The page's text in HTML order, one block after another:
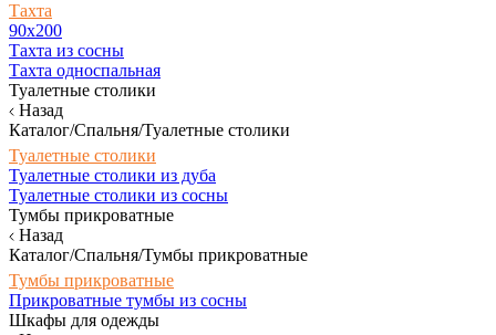
Тахта
90х200
Тахта из сосны
Тахта односпальная
Туалетные столики
Назад
Каталог/Спальня/Туалетные столики
Туалетные столики
Туалетные столики из дуба
Туалетные столики из сосны
Тумбы прикроватные
Назад
Каталог/Спальня/Тумбы прикроватные
Тумбы прикроватные
Прикроватные тумбы из сосны
Шкафы для одежды